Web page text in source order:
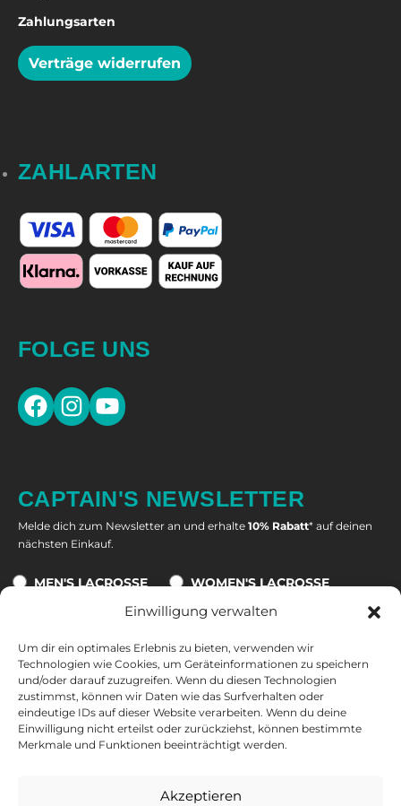
Einwilligung verwalten
Um dir ein optimales Erlebnis zu bieten, verwenden wir
Technologien wie Cookies, um Geräteinformationen zu speichern
und/oder darauf zuzugreifen. Wenn du diesen Technologien
zustimmst, können wir Daten wie das Surfverhalten oder
eindeutige IDs auf dieser Website verarbeiten. Wenn du deine
Einwilligung nicht erteilst oder zurückziehst, können bestimmte
Merkmale und Funktionen beeinträchtigt werden.
Akzeptieren
Zahlungsarten
Verträge widerrufen
ZAHLARTEN
FOLGE UNS
Facebook Instagram
CAPTAIN'S NEWSLETTER
Melde dich zum Newsletter an und erhalte 10% Rabatt* auf deinen
nächsten Einkauf.
MEN'S LACROSSE WOMEN'S LACROSSE
Eine Abmeldung ist jederzeit möglich. Alle Informationen zur
Datenverarbeitung, zum Tracking und zu deinem Widerrufsrecht
findest du in unserer
Datenschutzerklärung
*10 % auf nicht reduzierte Produkte und nicht kombinierbar mit
einmalig und zwei Wochen nach Erhalt der E-Mail gültig.